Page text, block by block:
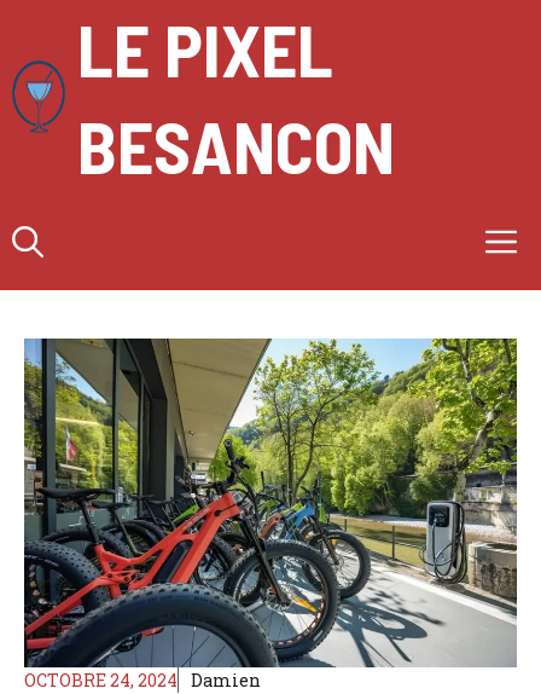
contenu LE PIXEL
BESANCON
OCTOBRE 24, 2024 Damien